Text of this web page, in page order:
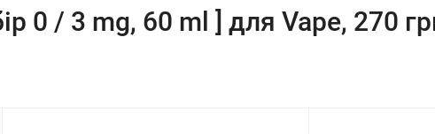
0 / 3 mg, 60 ml ] для Vape, 270